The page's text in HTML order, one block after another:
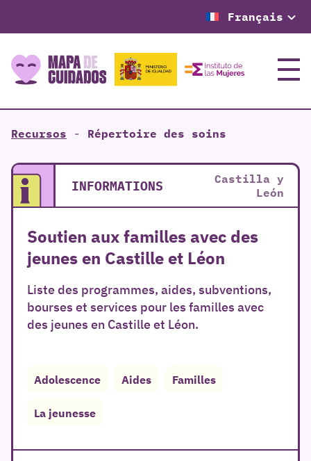
Français
Menu
Recursos - Répertoire des soins
INFORMATIONS
Castilla y
León
Soutien aux familles avec des
jeunes en Castille et Léon
Liste des programmes, aides, subventions,
bourses et services pour les familles avec
des jeunes en Castille et Léon.
Adolescence Aides Familles
La jeunesse